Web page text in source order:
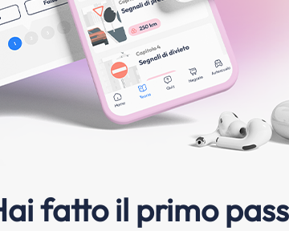
fatto il primo